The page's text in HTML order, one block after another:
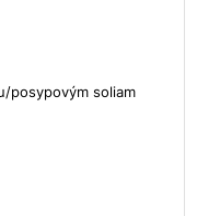
posypovým soliam